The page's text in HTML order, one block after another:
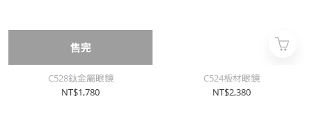
售完
C528鈦金屬眼鏡
NT$1,780
C524板材眼鏡
NT$2,380